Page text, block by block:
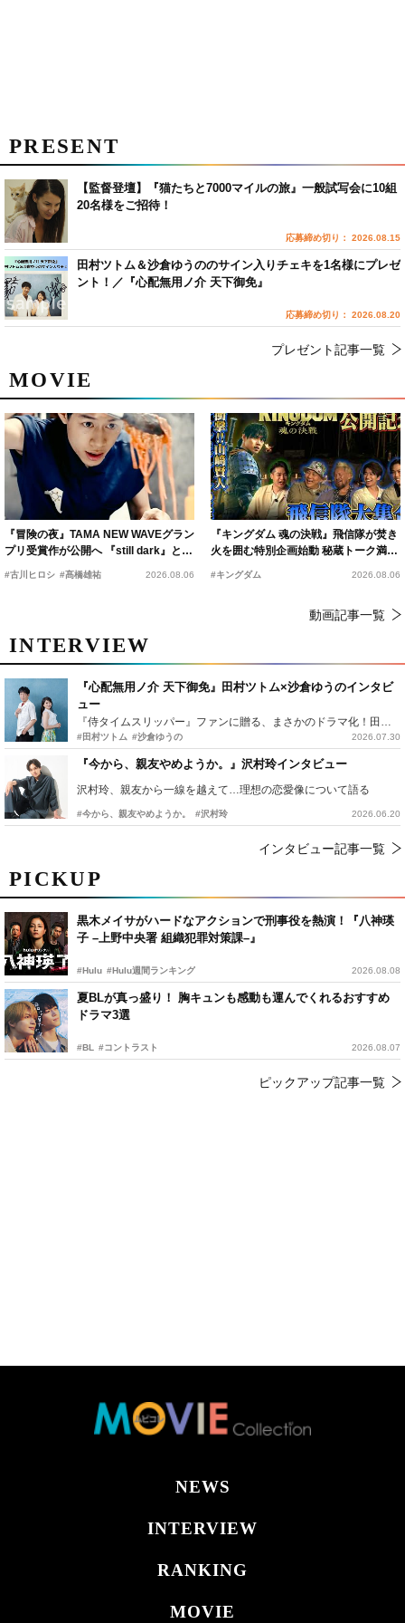
PICKUP
黒木メイサがハードなアクションで刑事役を熱演！『八神瑛
子 –上野中央署 組織犯罪対策課–』
#Hulu #Hulu週間ランキング 2026.08.08
夏BLが真っ盛り！ 胸キュンも感動も運んでくれるおすすめ
ドラマ3選
#BL #コントラスト 2026.08.07
ピックアップ記事一覧
MOVIE
『冒険の夜』TAMA NEW WAVEグラン
プリ受賞作が公開へ 『still dark』と同
時上映決定
#古川ヒロシ #髙橋雄祐 2026.08.06
『キングダム 魂の決戦』飛信隊が焚き
火を囲む特別企画始動 秘蔵トーク満載
の“キングダムキャンプ”開催
#キングダム 2026.08.06
動画記事一覧
INTERVIEW
『心配無用ノ介 天下御免』田村ツトム×沙倉ゆうのインタビ
ュー
#田村ツトム #沙倉ゆうの 2026.07.30
『今から、親友やめようか。』沢村玲インタビュー
沢村玲、親友から一線を越えて…理想の恋愛像について語る
#今から、親友やめようか。 #沢村玲 2026.06.20
インタビュー記事一覧
PRESENT
【監督登壇】『猫たちと7000マイルの旅』一般試写会に10組
20名様をご招待！
応募締め切り： 2026.08.15
田村ツトム＆沙倉ゆうののサイン入りチェキを1名様にプレゼ
ント！／『心配無用ノ介 天下御免』
応募締め切り： 2026.08.20
プレゼント記事一覧
NEWS
INTERVIEW
RANKING
MOVIE